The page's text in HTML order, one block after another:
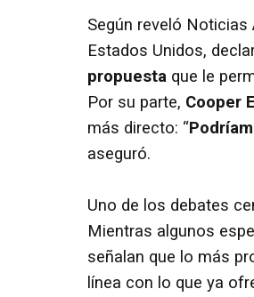
Según reveló Noticias
Estados Unidos,
propuesta que le
Por su parte, Cooper
más directo: “
aseguró.
Uno de los debates
Mientras algunos
señalan que lo más
línea con lo que ya